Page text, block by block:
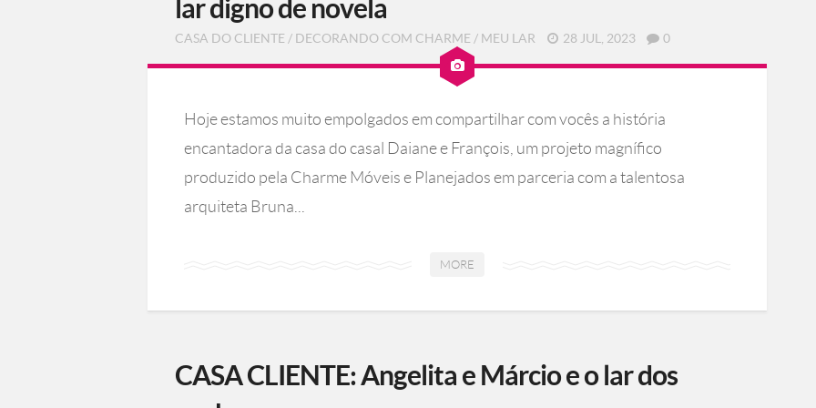
lar digno de novela
CASA DO CLIENTE / DECORANDO COM CHARME / MEU LAR 28 JUL, 2023 0
Hoje estamos muito empolgados em compartilhar com vocês a história
encantadora da casa do casal Daiane e François, um projeto magnífico
produzido pela Charme Móveis e Planejados em parceria com a talentosa
arquiteta Bruna...
MORE
CASA CLIENTE: Angelita e Márcio e o lar dos